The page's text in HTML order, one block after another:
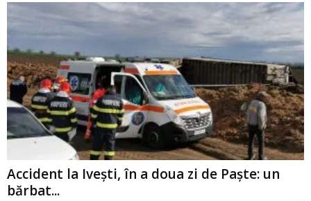
Accident la Ivești, în a doua zi de Paște: un
bărbat...